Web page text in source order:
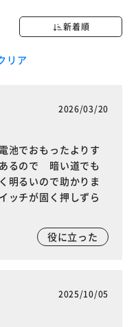
新着順
リア
2026/03/20
池でおもったよりす
るので 暗い道でも
明るいので助かりま
チが固く押しずら
役に立った
2025/10/05